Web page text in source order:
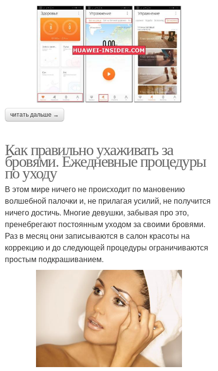
читать дальше →
Как правильно ухаживать за
бровями. Ежедневные процедуры
по уходу
В этом мире ничего не происходит по мановению
волшебной палочки и, не прилагая усилий, не получится
ничего достичь. Многие девушки, забывая про это,
пренебрегают постоянным уходом за своими бровями.
Раз в месяц они записываются в салон красоты на
коррекцию и до следующей процедуры ограничиваются
простым подкрашиванием.